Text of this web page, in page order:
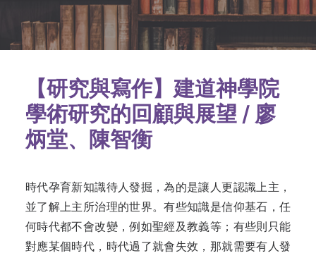
【研究與寫作】建道神學院
學術研究的回顧與展望 / 廖
炳堂、陳智衡
時代孕育新知識待人發掘，為的是讓人更認識上主，
並了解上主所治理的世界。有些知識是信仰基石，任
何時代都不會改變，例如聖經及教義等；有些則只能
對應某個時代，時代過了就會失效，那就需要有人發